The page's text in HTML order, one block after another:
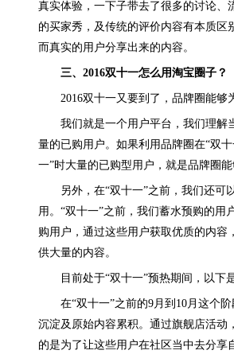
真实体验，一下子带去了很多的讨论、
的买家秀，及传统的评价内容有本质区
而真实的用户分享出来的内容。
三、2016双十一怎么用淘宝圈子？
2016双十一又要到了，品牌圈能够
我们就是一个用户平台，我们理解
量的已购用户。如果利用品牌圈在“双
一”时大量的已购型用户，就是品牌圈能
另外，在“双十一”之前，我们还可
用。“双十一”之前，我们蓄水预购的用
购用户，通过这些用户获取优质的内容
供大量的内容。
目前处于“双十一”预热期间，以下
在“双十一”之前的9月到10月这个
沉淀及原始内容累积。通过旗舰店活动
的是为了让这些用户在社区当中去分享